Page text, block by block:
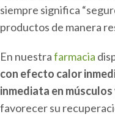
siempre significa
productos de manera
En nuestrafarmacia
con efecto calor
inmediata en
favorecer su